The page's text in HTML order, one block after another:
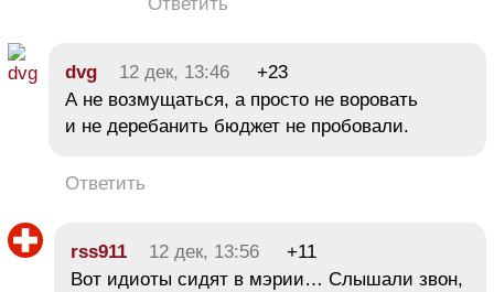
dvg 12 дек, 13:46
+23
А не возмущаться, а просто не воровать
и не деребанить бюджет не пробовали.
Ответить
rss911 12 дек, 13:56
+11
Вот идиоты сидят в мэрии… Слышали звон,